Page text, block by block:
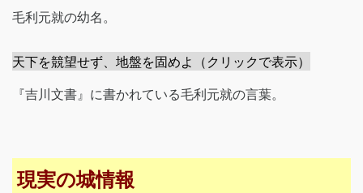
毛利元就の幼名。
天下を競望せず、地盤を固めよ（クリックで表示）
『吉川文書』に書かれている毛利元就の言葉。
現実の城情報